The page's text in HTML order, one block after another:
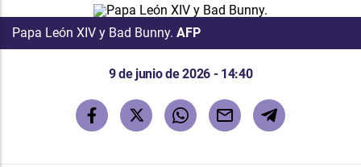
Papa León XIV y Bad Bunny. AFP
9 de junio de 2026 - 14:40